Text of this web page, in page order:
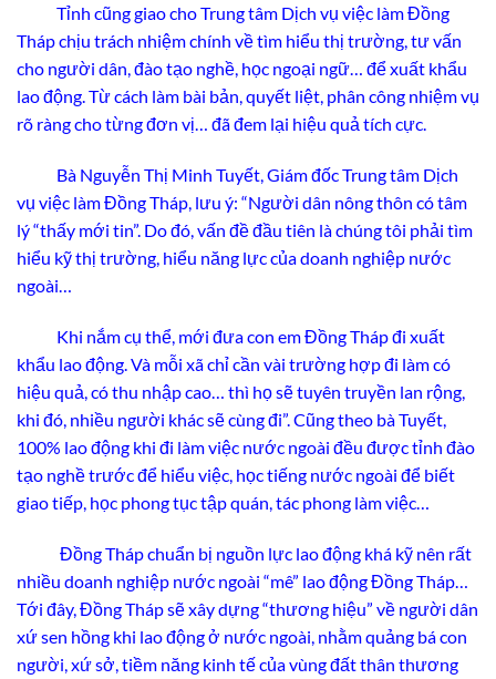
Tỉnh cũng giao cho Trung tâm Dịch vụ việc làm Đồng
Tháp chịu trách nhiệm chính về tìm hiểu thị trường, tư vấn
cho người dân, đào tạo nghề, học ngoại ngữ… để xuất khẩu
lao động. Từ cách làm bài bản, quyết liệt, phân công nhiệm vụ
rõ ràng cho từng đơn vị… đã đem lại hiệu quả tích cực.
Bà Nguyễn Thị Minh Tuyết, Giám đốc Trung tâm Dịch
vụ việc làm Đồng Tháp, lưu ý: “Người dân nông thôn có tâm
lý “thấy mới tin”. Do đó, vấn đề đầu tiên là chúng tôi phải tìm
hiểu kỹ thị trường, hiểu năng lực của doanh nghiệp nước
ngoài…
Khi nắm cụ thể, mới đưa con em Đồng Tháp đi xuất
khẩu lao động. Và mỗi xã chỉ cần vài trường hợp đi làm có
hiệu quả, có thu nhập cao… thì họ sẽ tuyên truyền lan rộng,
khi đó, nhiều người khác sẽ cùng đi”. Cũng theo bà Tuyết,
100% lao động khi đi làm việc nước ngoài đều được tỉnh đào
tạo nghề trước để hiểu việc, học tiếng nước ngoài để biết
giao tiếp, học phong tục tập quán, tác phong làm việc…
Đồng Tháp chuẩn bị nguồn lực lao động khá kỹ nên rất
nhiều doanh nghiệp nước ngoài “mê” lao động Đồng Tháp…
Tới đây, Đồng Tháp sẽ xây dựng “thương hiệu” về người dân
xứ sen hồng khi lao động ở nước ngoài, nhằm quảng bá con
người, xứ sở, tiềm năng kinh tế của vùng đất thân thương